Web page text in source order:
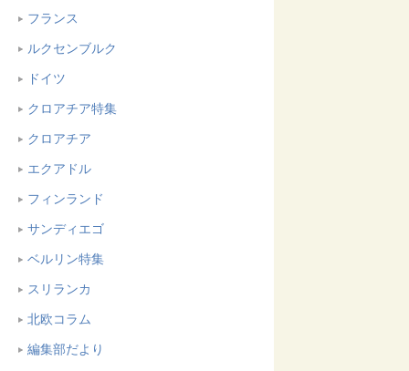
フランス
ルクセンブルク
ドイツ
クロアチア特集
クロアチア
エクアドル
フィンランド
サンディエゴ
ベルリン特集
スリランカ
北欧コラム
編集部だより